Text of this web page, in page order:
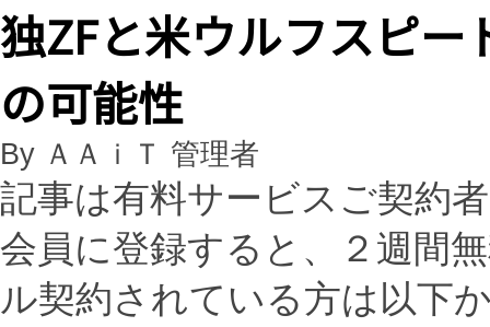
独ZFと米ウルフスピー
の可能性
By ＡＡｉＴ 管理者
記事は有料サービスご契約
会員に登録すると、２週間
ル契約されている方は以下